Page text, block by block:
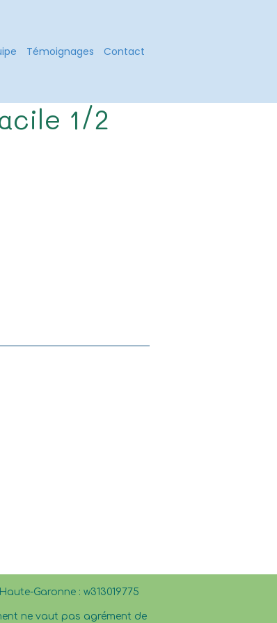
Témoignages Contact
1/2
Garonne : w313019775
ne vaut pas agrément de